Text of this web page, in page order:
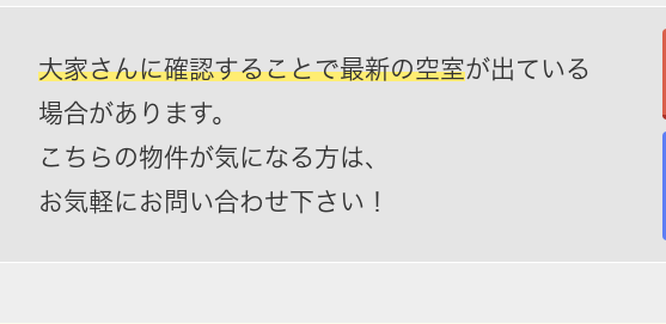
大家さんに確認することで最新の空室が出ている
場合があります。
こちらの物件が気になる方は、
お気軽にお問い合わせ下さい！